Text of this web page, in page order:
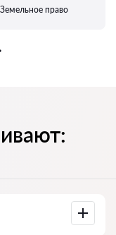
Земельное право